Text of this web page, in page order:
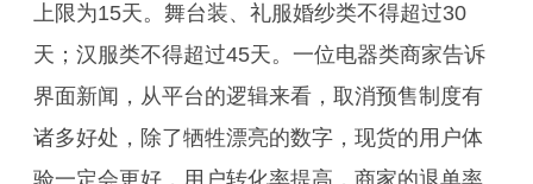
上限为15天。舞台装、礼服婚纱类不得超过30
天；汉服类不得超过45天。一位电器类商家告诉
界面新闻，从平台的逻辑来看，取消预售制度有
诸多好处，除了牺牲漂亮的数字，现货的用户体
验一定会更好，用户转化率提高，商家的退单率